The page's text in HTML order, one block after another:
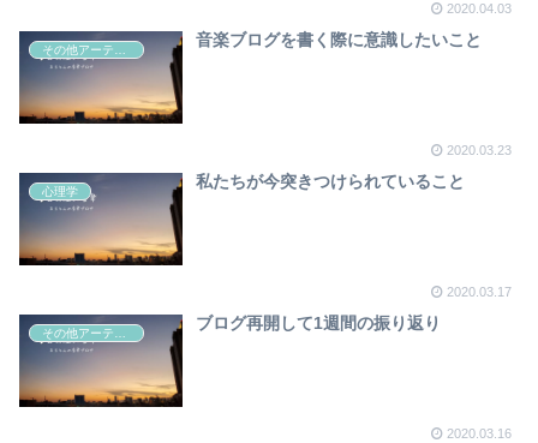
2020.04.03
その他アーティスト
音楽ブログを書く際に意識したいこと
2020.03.23
心理学
私たちが今突きつけられていること
2020.03.17
ブログ再開して1週間の振り返り
2020.03.16